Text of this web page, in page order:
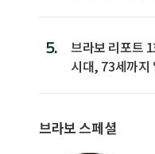
5.
브라보 리포트 1
시대, 73세까지
브라보 스페셜